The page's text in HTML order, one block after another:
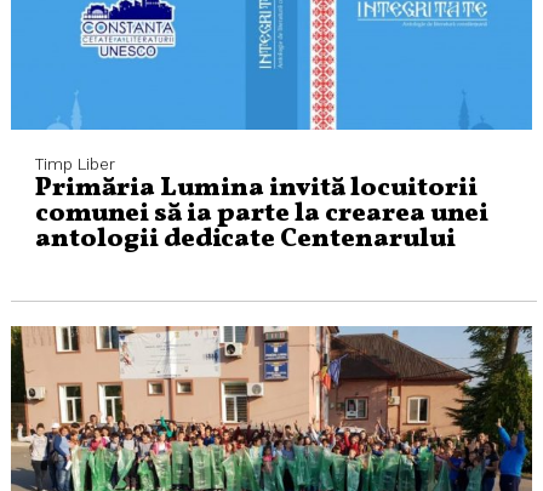
Timp Liber
Primăria Lumina invită locuitorii
comunei să ia parte la crearea unei
antologii dedicate Centenarului